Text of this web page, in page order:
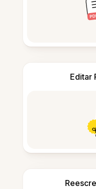
Editar